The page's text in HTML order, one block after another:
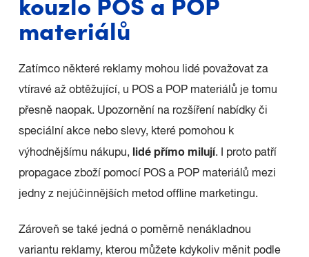
materiálů
Zatímco některé reklamy mohou lidé považovat za
vtíravé až obtěžující, u POS a POP materiálů je tomu
přesně naopak. Upozornění na rozšíření nabídky či
speciální akce nebo slevy, které pomohou k
výhodnějšímu nákupu,
lidé přímo milují. I proto patří
propagace zboží pomocí POS a POP materiálů mezi
jedny z nejúčinnějších metod offline marketingu.
Zároveň se také jedná o poměrně nenákladnou
variantu reklamy, kterou můžete kdykoliv měnit podle